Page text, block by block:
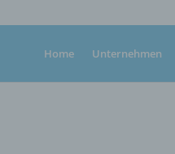
Home Unternehmen